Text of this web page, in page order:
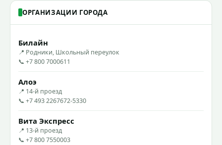
ОРГАНИЗАЦИИ ГОРОДА
Билайн
📍 Родники, Школьный переулок
📞 +7 800 7000611
Алоэ
📍 14-й проезд
📞 +7 493 2267672-5330
Вита Экспресс
📍 13-й проезд
📞 +7 800 7550003